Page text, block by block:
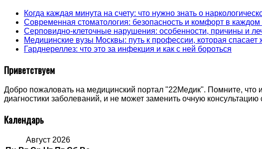
Когда каждая минута на счету: что нужно знать о
Современная стоматология: безопасность и комфорт в каждом
Серповидно-клеточные нарушения: особенности, причины и
Медицинские вузы Москвы: путь к профессии, которая спасает
Гарднереллез: что это за инфекция и как с ней бороться
Приветствуем
Добро пожаловать на медицинский портал "22Медик". Помните, что
диагностики заболеваний, и не может заменить очную
Календарь
Август 2026